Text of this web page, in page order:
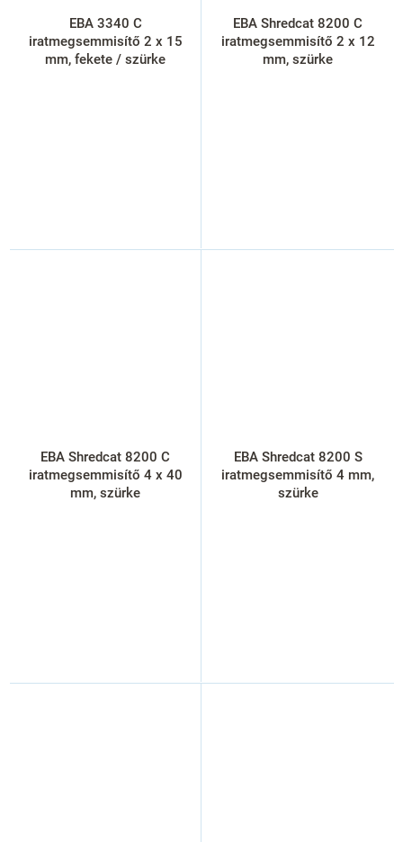
EBA 3340 C
iratmegsemmisítő 2 x 15
mm, fekete / szürke
EBA Shredcat 8200 C
iratmegsemmisítő 2 x 12
mm, szürke
EBA Shredcat 8200 C
iratmegsemmisítő 4 x 40
mm, szürke
EBA Shredcat 8200 S
iratmegsemmisítő 4 mm,
szürke